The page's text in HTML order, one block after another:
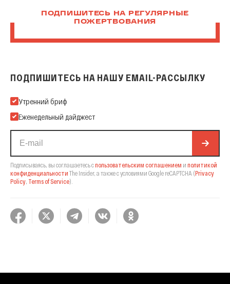
ПОДПИШИТЕСЬ НА РЕГУЛЯРНЫЕ
ПОЖЕРТВОВАНИЯ
ПОДПИШИТЕСЬ НА НАШУ EMAIL-РАССЫЛКУ
Подпишитесь на нашу Email-рассылку
Утренний бриф
Еженедельный дайджест
Подписываясь, вы соглашаетесь спользовательским соглашением и политикой
конфиденциальности The Insider, а также с условиями Google reCAPTCHA (Privacy
Policy, Terms of Service).